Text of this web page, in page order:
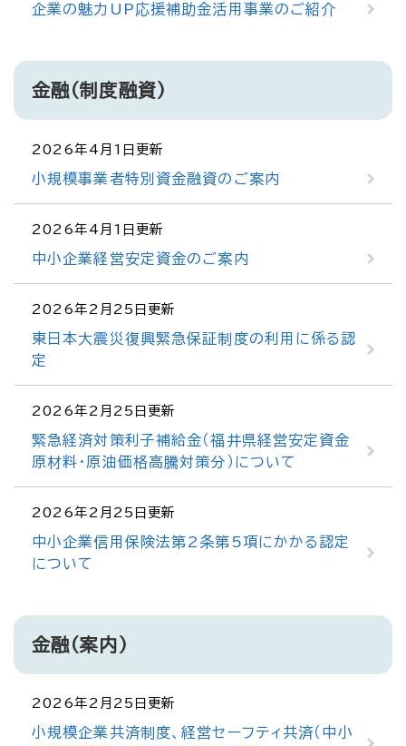
企業の魅力UP応援補助金活用事業のご紹介
金融（制度融資）
2026年4月1日更新
小規模事業者特別資金融資のご案内
2026年4月1日更新
中小企業経営安定資金のご案内
2026年2月25日更新
東日本大震災復興緊急保証制度の利用に係る認
定
2026年2月25日更新
緊急経済対策利子補給金（福井県経営安定資金
原材料・原油価格高騰対策分）について
2026年2月25日更新
中小企業信用保険法第2条第5項にかかる認定
について
金融（案内）
2026年2月25日更新
小規模企業共済制度、経営セーフティ共済（中小